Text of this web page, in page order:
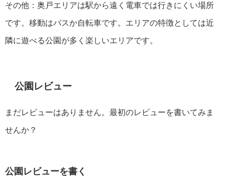
その他：奥戸エリアは駅から遠く電車では行きにくい場所
です。移動はバスか自転車です。エリアの特徴としては近
隣に遊べる公園が多く楽しいエリアです。
公園レビュー
まだレビューはありません。最初のレビューを書いてみま
せんか？
公園レビューを書く